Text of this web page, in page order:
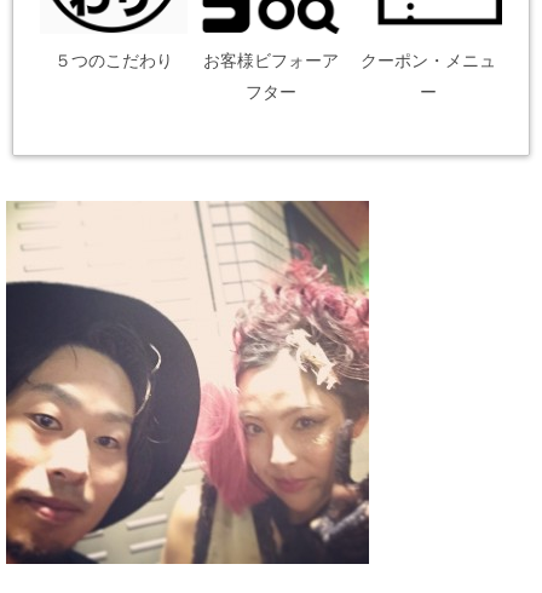
５つのこだわり
お客様ビフォーア
フター
クーポン・メニュ
ー